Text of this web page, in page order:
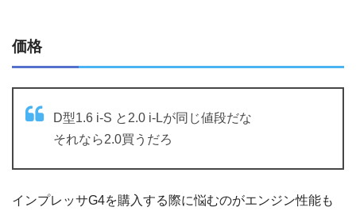
価格
D型1.6 i-S と2.0 i-Lが同じ値段だな
それなら2.0買うだろ
インプレッサG4を購入する際に悩むのがエンジン性能も